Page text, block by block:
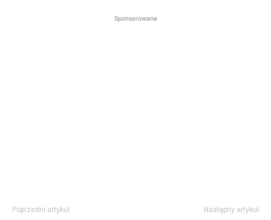
Sponsorowane
Poprzedni artykuł Następny artykuł